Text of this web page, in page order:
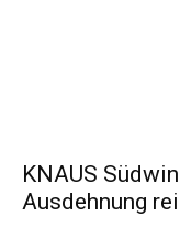
KNAUS
Ausdehnung